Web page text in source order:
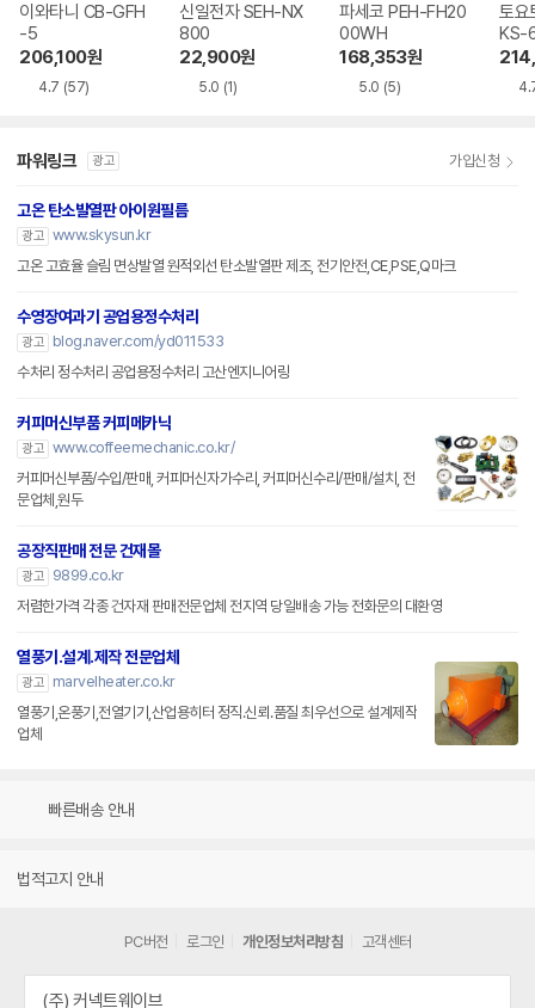
이와타니 CB-GFH
-5
206,100원
4.7 (57)
신일전자 SEH-NX
800
22,900원
5.0 (1)
파세코 PEH-FH20
00WH
168,353원
5.0 (5)
토요
KS-
파워링크 광고 가입신청
고온 탄소발열판 아이원필름
광고 www.skysun.kr
고온 고효율 슬림 면상발열 원적외선 탄소발열판 제조, 전기안전,CE,PSE,Q마크
수영장여과기 공업용정수처리
광고
blog.naver.com/yd011533
수처리 정수처리 공업용정수처리 고산엔지니어링
커피머신부품 커피메카닉
광고 www.coffeemechanic.co.kr/
커피머신부품/수입/판매, 커피머신자가수리, 커피머신수리/판매/설치, 전
문업체,원두
공장직판매 전문 건재몰
광고
9899.co.kr
저렴한가격 각종 건자재 판매전문업체 전지역 당일배송 가능 전화문의 대환영
열풍기.설계.제작 전문업체
광고
marvelheater.co.kr
열풍기,온풍기,전열기기,산업용히터 정직.신뢰.품질 최우선으로 설계제작
업체
빠른배송 안내
법적고지 안내
PC버전 로그인 개인정보처리방침 고객센터
(주) 커넥트웨이브